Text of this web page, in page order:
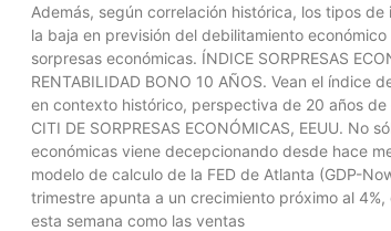
Además, según correlación histórica, los tipos
la baja en previsión del debilitamiento
sorpresas económicas. ÍNDICE SORPRESAS
RENTABILIDAD BONO 10 AÑOS. Vean el índice
en contexto histórico, perspectiva de 20 años de
CITI DE SORPRESAS ECONÓMICAS, EEUU. No
económicas viene decepcionando desde hace
modelo de calculo de la FED de Atlanta (GDP-
trimestre apunta a un crecimiento próximo al
esta semana como las ventas